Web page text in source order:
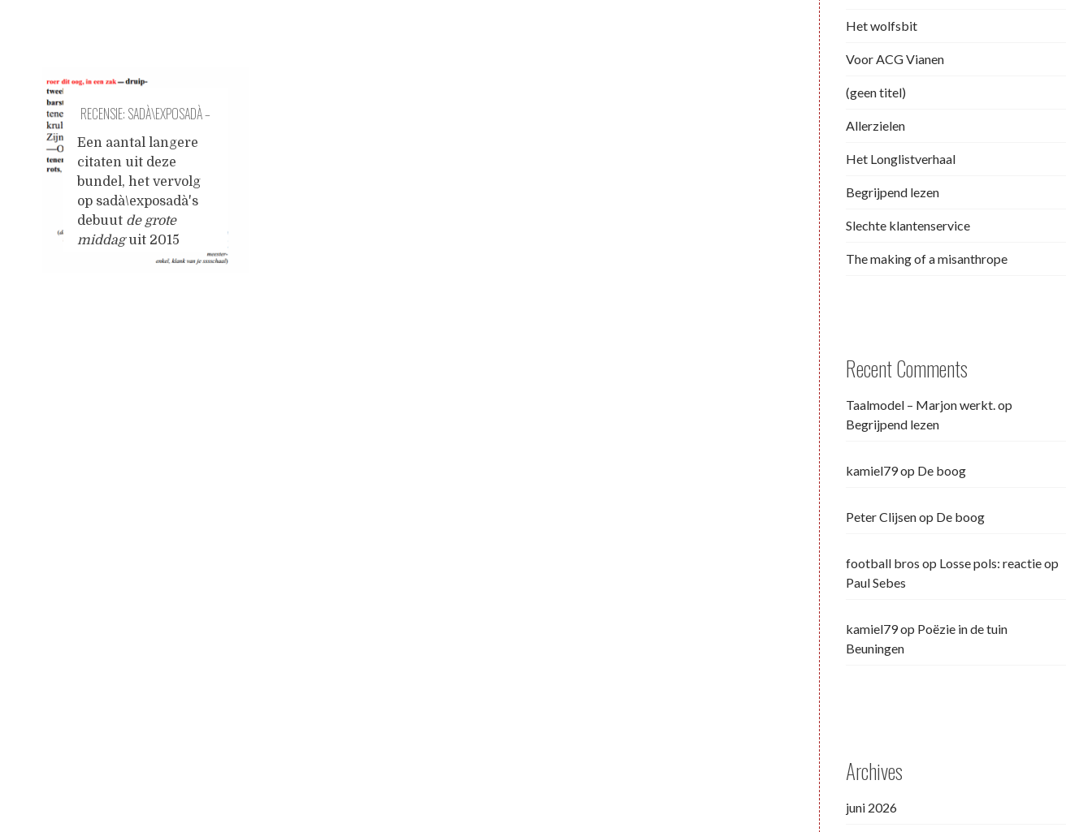
RECENSIE: SADÀ\EXPOSADÀ –
DE ZAAL VAN BAARDS
Een aantal langere
citaten uit deze
bundel, het vervolg
op sadà\exposadà's
debuut de grote
middaguit 2015
Het wolfsbit
Voor ACG Vianen
(geen titel)
Allerzielen
Het Longlistverhaal
Begrijpend lezen
Slechte klantenservice
The making of a misanthrope
Recent Comments
Taalmodel – Marjon werkt.op
Begrijpend lezen
kamiel79op De boog
Peter Clijsenop De boog
football bros op Losse pols: reactie op
Paul Sebes
kamiel79op Poëzie in de tuin
Beuningen
Archives
juni 2026